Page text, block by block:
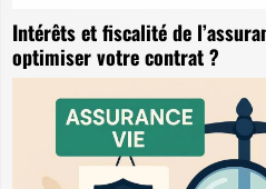
Intérêts et fiscalité de
optimiser votre contrat ?